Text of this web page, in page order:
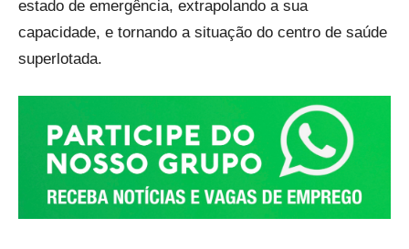
estado de emergência, extrapolando a sua
capacidade, e tornando a situação do centro de saúde
superlotada.